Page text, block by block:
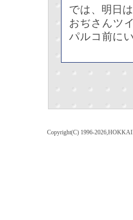
では、明日
おぢさんツ
パルコ前に
Copyright(C) 1996-